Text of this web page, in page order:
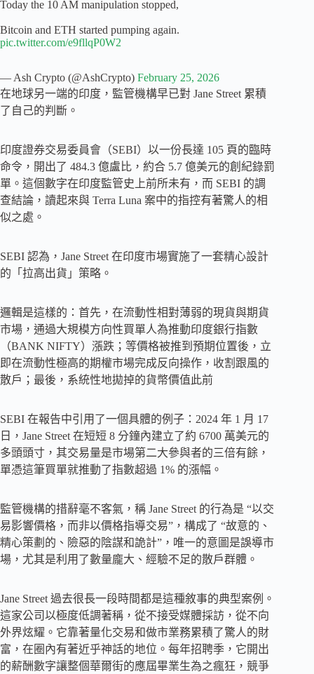
Today the 10 AM manipulation stopped,
Bitcoin and ETH started pumping again.
pic.twitter.com/e9fllqP0W2
— Ash Crypto (@AshCrypto) February 25, 2026
在地球另一端的印度，監管機構早已對 Jane Street 累積
了自己的判斷。
印度證券交易委員會（SEBI）以一份長達 105 頁的臨時
命令，開出了 484.3 億盧比，約合 5.7 億美元的創紀錄罰
單。這個數字在印度監管史上前所未有，而 SEBI 的調
查結論，讀起來與 Terra Luna 案中的指控有著驚人的相
似之處。
SEBI 認為，Jane Street 在印度市場實施了一套精心設計
的「拉高出貨」策略。
邏輯是這樣的：首先，在流動性相對薄弱的現貨與期貨
市場，通過大規模方向性買單人為推動印度銀行指數
（BANK NIFTY）漲跌；等價格被推到預期位置後，立
即在流動性極高的期權市場完成反向操作，收割跟​​風的
散戶；最後，系統性地拋掉的貨幣價值此前
SEBI 在報告中引用了一個具體的例子：2024 年 1 月 17
日，Jane Street 在短短 8 分鐘內建立了約 6700 萬美元的
多頭頭寸，其交易量是市場第二大參與者的三倍有餘，
單憑這筆買單就推動了指數超過 1% 的漲幅。
監管機構的措辭毫不客氣，稱 Jane Street 的行為是 “以交
易影響價格，而非以價格指導交易”，構成了 “故意的、
精心策劃的、險惡的陰謀和詭計”，唯一的意圖是誤導市
場，尤其是利用了數量龐大、經驗不足的散戶群體。
Jane Street 過去很長一段時間都是這種敘事的典型案例。
這家公司以極度低調著稱，從不接受媒體採訪，從不向
外界炫耀。它靠著量化交易和做市業務累積了驚人的財
富，在圈內有著近乎神話的地位。每年招聘季，它開出
的薪酬數字讓整個華爾街的應屆畢業生為之瘋狂，競爭